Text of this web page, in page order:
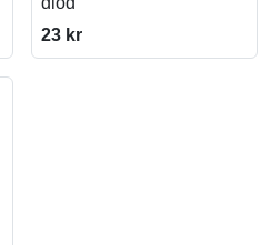
23 kr